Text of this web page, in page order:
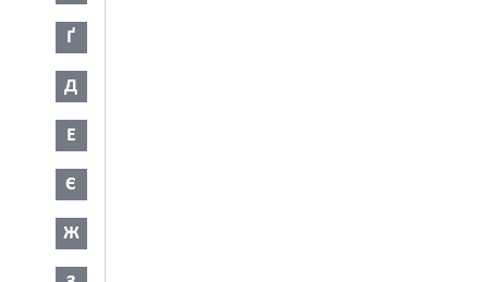
Ґ
Д
Е
Є
Ж